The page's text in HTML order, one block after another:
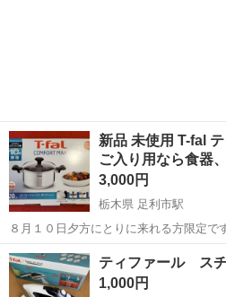
新品 未使用 T-fal ティフ
ご入り用なら食器
3,000円
栃木県 足利市駅
８月１０日夕方にとりに来れる方限定で
イパン、ナイフフォークお箸等々200点
す。もちろんご覧になってからでかまい
ち頂いてもかまいません。 ...
栃木 足利市
ティファール ス
1,000円